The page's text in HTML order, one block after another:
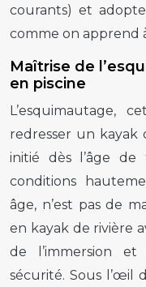
courants) et
comme on apprend
Maîtrise de
en piscine
L’esquimautage,
redresser un kayak
initié dès l’âge de
conditions
âge, n’est pas de
en kayak de rivière
de l’immersion
sécurité. Sous l’œil